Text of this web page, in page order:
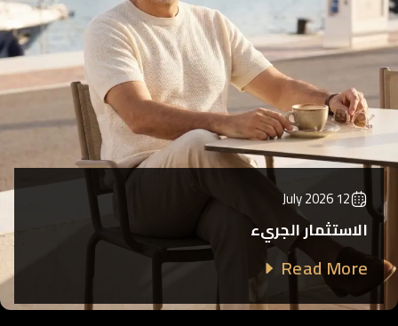
12 July 2026
الاستثمار الجريء
Read More